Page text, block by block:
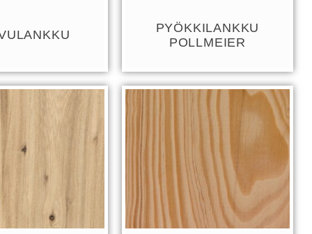
PYÖKKILANKKU
POLLMEIER